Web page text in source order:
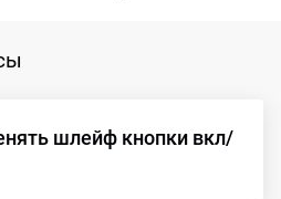
шлейф кнопки вкл/